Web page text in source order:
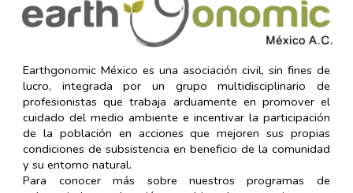
Earthgonomic México es una asociación civil, sin fines de
lucro, integrada por un grupo multidisciplinario de
profesionistas que trabaja arduamente en promover el
cuidado del medio ambiente e incentivar la participación
de la población en acciones que mejoren sus propias
condiciones de subsistencia en beneficio de la comunidad
y su entorno natural.
Para conocer más sobre nuestros programas de